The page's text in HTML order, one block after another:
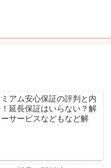
ミアム安心保証の評判と内
延長保証はいらない？解
サービスなどもなど解